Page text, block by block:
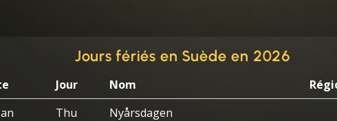
Jours fériés en Suède en 2026
Jour Nom
Thu
Nyårsdagen